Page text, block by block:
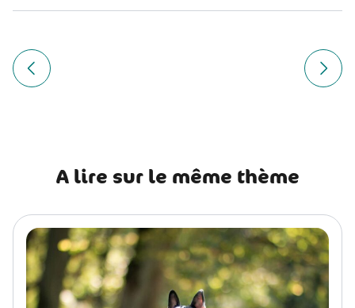
Navigation
de
Article précédent Peut-on donner du fromage à un chat ?
Article
A lire sur le même thème